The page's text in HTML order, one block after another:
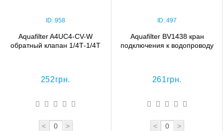
ID: 958
Aquafilter A4UC4-CV-W
обратный клапан 1/4Т-1/4Т
252грн.
< >
ID: 497
Aquafilter BV1438 кран
подключения к водопроводу
261грн.
< >